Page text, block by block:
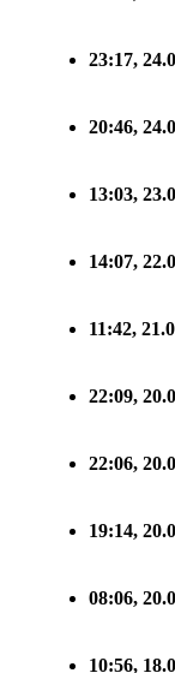
23:17,
20:46,
13:03,
14:07,
11:42,
22:09,
22:06,
19:14,
08:06,
10:56,